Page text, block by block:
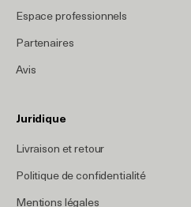
Espace professionnels
Partenaires
Avis
Juridique
Livraison et retour
Politique de confidentialité
Mentions légales